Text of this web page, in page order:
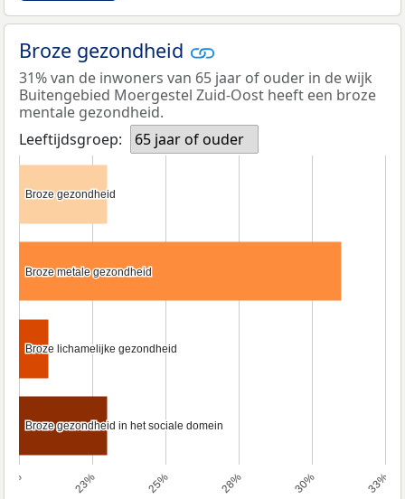
Broze gezondheid
31% van de inwoners van 65 jaar of ouder in de wijk
Buitengebied Moergestel Zuid-Oost heeft een broze
mentale gezondheid.
Leeftijdsgroep:
65 jaar of ouder
20% 23% 25% 28% 30% 33%
Broze gezondheid
Broze gezondheid
Broze metale gezondheid
Broze metale gezondheid
Broze lichamelijke gezondheid
Broze lichamelijke gezondheid
Broze gezondheid in het sociale domein
Broze gezondheid in het sociale domein